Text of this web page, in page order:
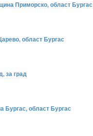
Приморско, област Бургас
област Бургас
за град
Бургас, област Бургас